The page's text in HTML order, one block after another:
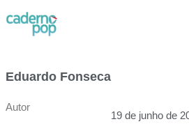
Eduardo Fonseca
Autor
19 de junho de